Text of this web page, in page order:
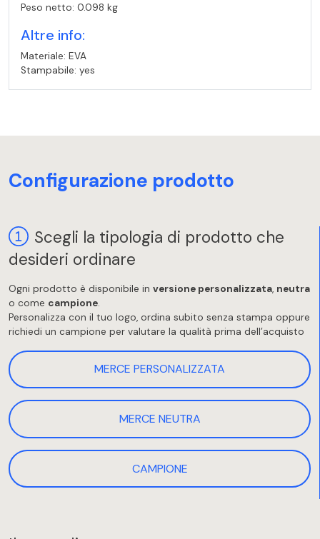
Peso netto: 0.098 kg
Altre info:
Materiale: EVA
Stampabile: yes
Configurazione prodotto
Scegli la tipologia di prodotto che
desideri ordinare
Ogni prodotto è disponibile in versione personalizzata, neutra
o come campione.
Personalizza con il tuo logo, ordina subito senza stampa oppure
richiedi un campione per valutare la qualità prima dell’acquisto
MERCE PERSONALIZZATA
MERCE NEUTRA
CAMPIONE